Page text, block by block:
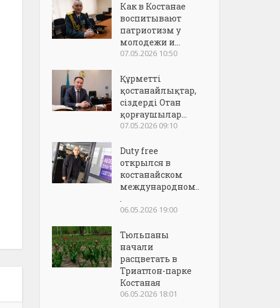
Как в Костанае
воспитывают
патриотизм у
молодежи и...
07.05.2026 10:50
Құрметті
қостанайлықтар,
сіздерді Отан
қорғаушылар...
07.05.2026 09:10
Duty free
открылся в
костанайском
международном..
.
06.05.2026 19:00
Тюльпаны
начали
расцветать в
Триатлон-парке
Костаная
06.05.2026 18:01